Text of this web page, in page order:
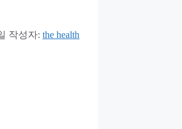
작성자: the health